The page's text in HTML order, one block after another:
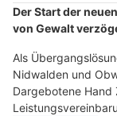
Der Start der
von Gewalt
Als
Nidwalden und
Dargebotene Hand